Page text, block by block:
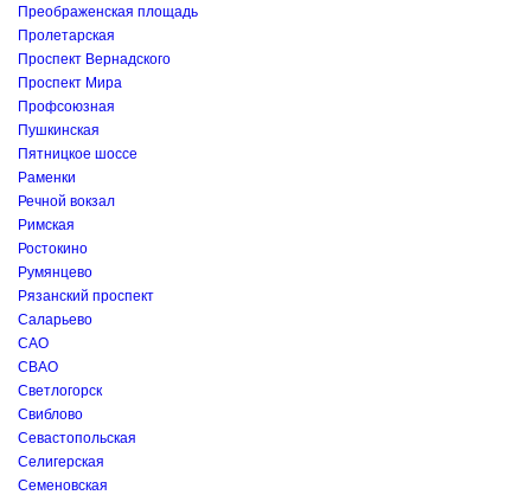
Преображенская площадь
Пролетарская
Проспект Вернадского
Проспект Мира
Профсоюзная
Пушкинская
Пятницкое шоссе
Раменки
Речной вокзал
Римская
Ростокино
Румянцево
Рязанский проспект
Саларьево
САО
СВАО
Светлогорск
Свиблово
Севастопольская
Селигерская
Семеновская